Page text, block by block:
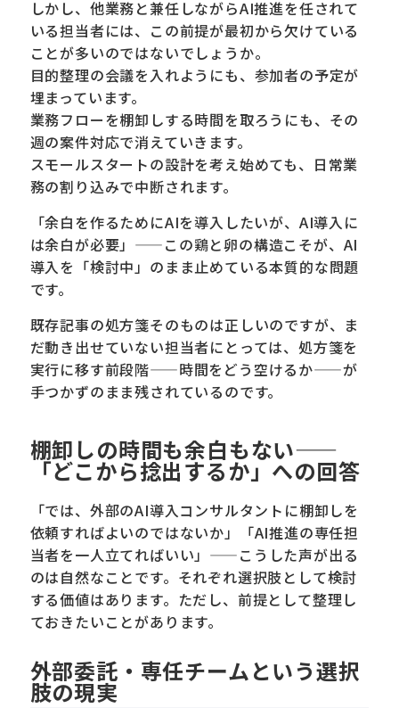
しかし、他業務と兼任しながらAI推進を任されて
いる担当者には、この前提が最初から欠けている
ことが多いのではないでしょうか。
目的整理の会議を入れようにも、参加者の予定が
埋まっています。
業務フローを棚卸しする時間を取ろうにも、その
週の案件対応で消えていきます。
スモールスタートの設計を考え始めても、日常業
務の割り込みで中断されます。
「余白を作るためにAIを導入したいが、AI導入に
は余白が必要」——この鶏と卵の構造こそが、AI
導入を「検討中」のまま止めている本質的な問題
です。
既存記事の処方箋そのものは正しいのですが、ま
だ動き出せていない担当者にとっては、処方箋を
実行に移す前段階——時間をどう空けるか——が
手つかずのまま残されているのです。
棚卸しの時間も余白もない——
「どこから捻出するか」への回答
「では、外部のAI導入コンサルタントに棚卸しを
依頼すればよいのではないか」「AI推進の専任担
当者を一人立てればいい」——こうした声が出る
のは自然なことです。それぞれ選択肢として検討
する価値はあります。ただし、前提として整理し
ておきたいことがあります。
外部委託・専任チームという選択
肢の現実